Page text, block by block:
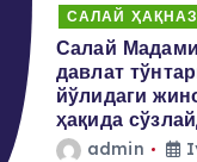
САЛАЙ
Салай
давлат
йўлидаги
ҳақида
admin